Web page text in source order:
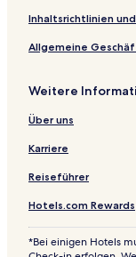
Inhaltsrichtlinien
Allgemeine
Weitere
Über uns
Karriere
Reiseführer
Hotels.com Rewards
*Bei einigen Hotels